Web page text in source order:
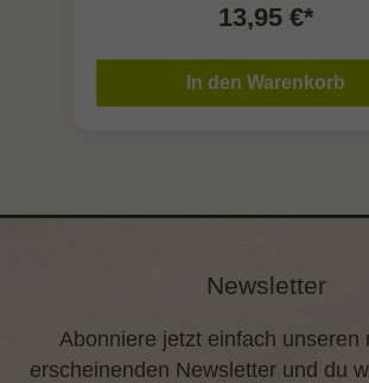
13,95 €*
In den Warenkorb
Newsletter
Abonniere jetzt einfach unseren
erscheinenden Newsletter und du